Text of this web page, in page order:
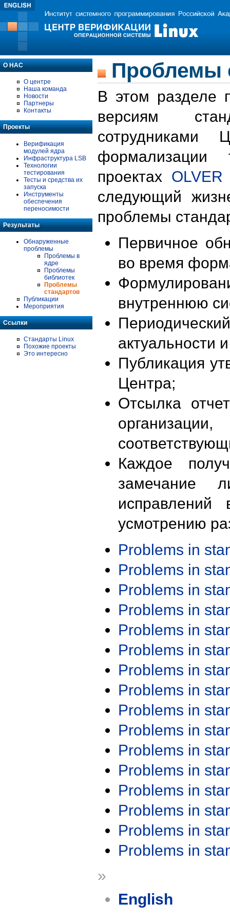
О НАС
О центре
Наша команда
Новости
Партнеры
Контакты
Проекты
Верификация
модулей ядра
Инфраструктура LSB
Технологии
тестирования
Тесты и средства их
запуска
Инструменты
обеспечения
переносимости
Результаты
Обнаруженные
проблемы
Проблемы в
ядре
Проблемы
библиотек
Проблемы
стандартов
Публикации
Мероприятия
Ссылки
Стандарты Linux
Похожие проекты
Это интересно
Проблемы
В этом разделе
версиям
формализации
проектах OLVER
следующий
проблемы
Первичное
во время
внутреннюю
актуальности
Публикация
Центра;
Отсылка
Каждое
замечание
исправлений
усмотрению
Problems in
Problems in
Problems in
Problems in
Problems in
Problems in
Problems in
Problems in
Problems in
Problems in
Problems in
Problems in
Problems in
Problems in
Problems in
Problems in
»
English